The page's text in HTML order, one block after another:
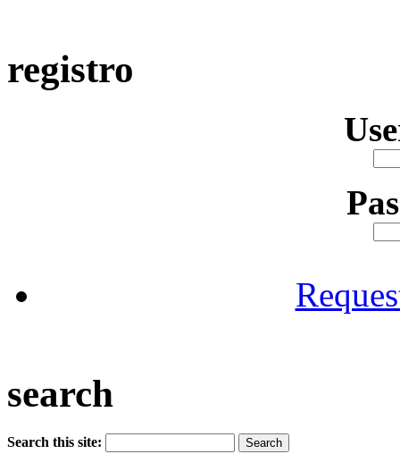
registro
search
Search this site: